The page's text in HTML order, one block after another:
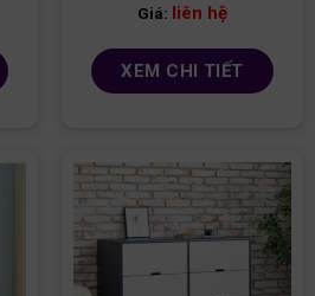
Giá: liên hệ
XEM CHI TIẾT